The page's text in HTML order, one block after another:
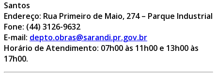
Santos
Endereço: Rua Primeiro de Maio, 274 – Parque Industrial
Fone: (44) 3126-9632
E-mail: depto.obras@sarandi.pr.gov.br
Horário de Atendimento: 07h00 às 11h00 e 13h00 às
17h00.